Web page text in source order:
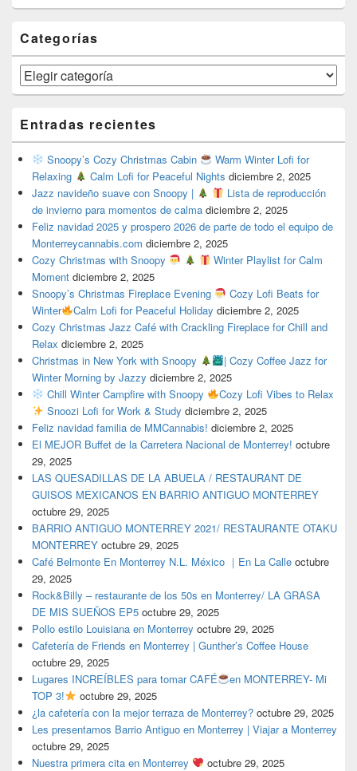
Categorías
Categorías
Entradas recientes
Snoopy’s Cozy Christmas Cabin
Warm Winter Lofi for
Relaxing
Calm Lofi for Peaceful Nights diciembre 2, 2025
Jazz navideño suave con Snoopy |
Lista de reproducción
de invierno para momentos de calma diciembre 2, 2025
Feliz navidad 2025 y prospero 2026 de parte de todo el equipo de
Monterreycannabis.com diciembre 2, 2025
Cozy Christmas with Snoopy
Winter Playlist for Calm
Moment diciembre 2, 2025
Snoopy’s Christmas Fireplace Evening
Cozy Lofi Beats for
Winter
Calm Lofi for Peaceful Holiday diciembre 2, 2025
Cozy Christmas Jazz Café with Crackling Fireplace for Chill and
Relax diciembre 2, 2025
Christmas in New York with Snoopy
| Cozy Coffee Jazz for
Winter Morning by Jazzy diciembre 2, 2025
Chill Winter Campfire with Snoopy
Cozy Lofi Vibes to Relax
Snoozi Lofi for Work & Study diciembre 2, 2025
Feliz navidad familia de MMCannabis! diciembre 2, 2025
El MEJOR Buffet de la Carretera Nacional de Monterrey! octubre
29, 2025
LAS QUESADILLAS DE LA ABUELA / RESTAURANT DE
GUISOS MEXICANOS EN BARRIO ANTIGUO MONTERREY
octubre 29, 2025
BARRIO ANTIGUO MONTERREY 2021/ RESTAURANTE OTAKU
MONTERREY octubre 29, 2025
Café Belmonte En Monterrey N.L. México ｜En La Calle octubre
29, 2025
Rock&Billy – restaurante de los 50s en Monterrey/ LA GRASA
DE MIS SUEÑOS EP5 octubre 29, 2025
Pollo estilo Louisiana en Monterrey octubre 29, 2025
Cafetería de Friends en Monterrey | Gunther’s Coffee House
octubre 29, 2025
Lugares INCREÍBLES para tomar CAFÉ
en MONTERREY- Mi
TOP 3!
octubre 29, 2025
¿la cafetería con la mejor terraza de Monterrey? octubre 29, 2025
Les presentamos Barrio Antiguo en Monterrey | Viajar a Monterrey
octubre 29, 2025
Nuestra primera cita en Monterrey
octubre 29, 2025